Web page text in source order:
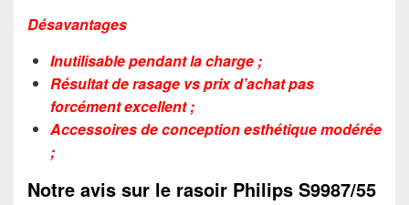
Désavantages
Inutilisable pendant la charge ;
Résultat de rasage vs prix d’achat pas
forcément excellent ;
Accessoires de conception esthétique modérée
;
Notre avis sur le rasoir Philips S9987/55